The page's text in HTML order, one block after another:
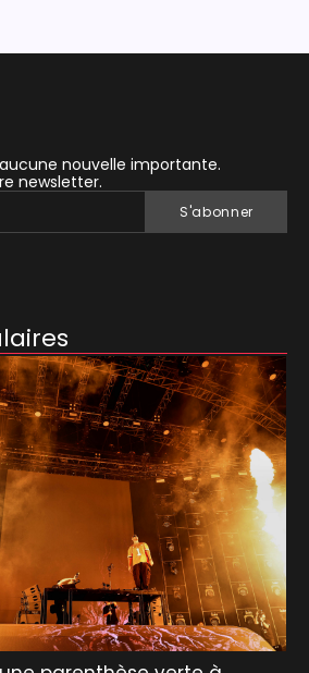
nouvelle importante.
newsletter.
S'abonner